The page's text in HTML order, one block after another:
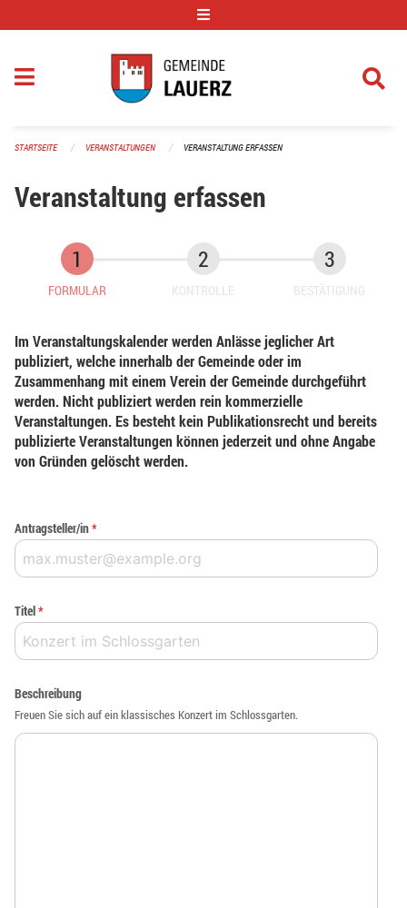
STARTSEITE VERANSTALTUNGEN VERANSTALTUNG ERFASSEN
Veranstaltung erfassen
FORMULAR KONTROLLE BESTÄTIGUNG
Im Veranstaltungskalender werden Anlässe jeglicher Art
publiziert, welche innerhalb der Gemeinde oder im
Zusammenhang mit einem Verein der Gemeinde durchgeführt
werden. Nicht publiziert werden rein kommerzielle
Veranstaltungen. Es besteht kein Publikationsrecht und bereits
publizierte Veranstaltungen können jederzeit und ohne Angabe
von Gründen gelöscht werden.
Antragsteller/in*
Titel*
Beschreibung
Freuen Sie sich auf ein klassisches Konzert im Schlossgarten.